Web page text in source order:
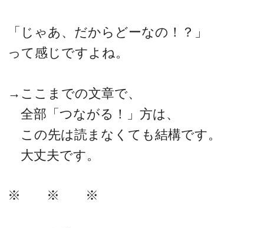
「じゃあ、だからどーなの！？」
って感じですよね。
→ここまでの文章で、
全部「つながる！」方は、
この先は読まなくても結構です。
大丈夫です。
※ ※ ※